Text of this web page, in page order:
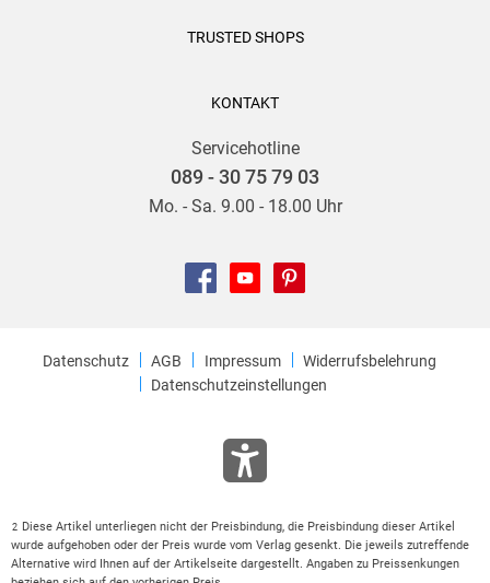
TRUSTED SHOPS
KONTAKT
Servicehotline
089 - 30 75 79 03
Mo. - Sa. 9.00 - 18.00 Uhr
Datenschutz AGB Impressum
Widerrufsbelehrung
Datenschutzeinstellungen
2
Diese Artikel unterliegen nicht der Preisbindung, die Preisbindung dieser Artikel
wurde aufgehoben oder der Preis wurde vom Verlag gesenkt. Die jeweils zutreffende
Alternative wird Ihnen auf der Artikelseite dargestellt. Angaben zu Preissenkungen